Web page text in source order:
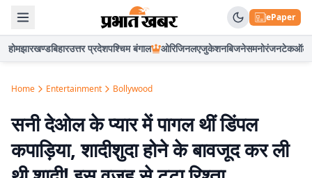
ePaper
होमझारखण्डबिहारउत्तर प्रदेशपश्चिम बंगाल ओरिजिनलएजुकेशनबिजनेसमनोरंजनटेकऑटो
Home Entertainment Bollywood
सनी देओल के प्यार में पागल थीं डिंपल
कपाड़िया, शादीशुदा होने के बावजूद कर ली